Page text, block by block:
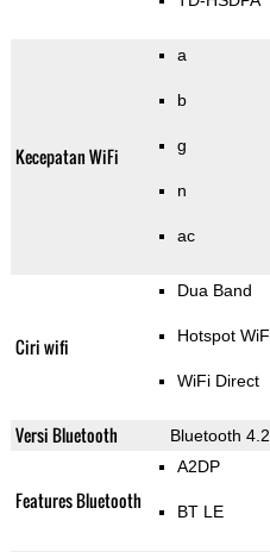
Kecepatan WiFi
a
b
g
n
ac
Ciri wifi
Dua Band
Hotspot
WiFi Direct
Versi Bluetooth Bluetooth 4.2
Features Bluetooth
A2DP
BT LE